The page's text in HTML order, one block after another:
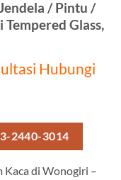
/ Pintu /
Glass,
Hubungi
2440-3014
Kaca di Wonogiri –